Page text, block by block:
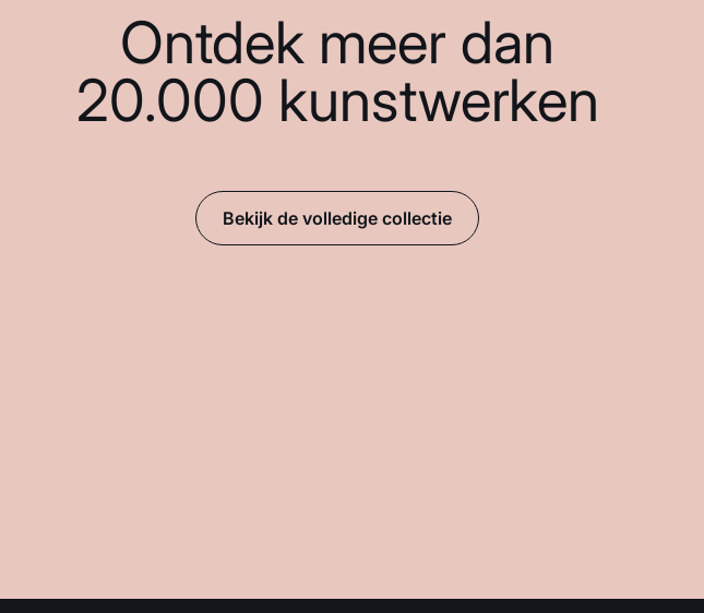
Ontdek meer dan
20.000 kunstwerken
Bekijk de volledige collectie